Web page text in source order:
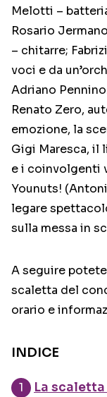
Melotti –
Rosario
– chitarre;
voci e da
Adriano
Renato Zero,
emozione, la
Gigi Maresca, il
e i coinvolgenti
Younuts!
legare
sulla messa in
A seguire
scaletta del
orario e
INDICE
La